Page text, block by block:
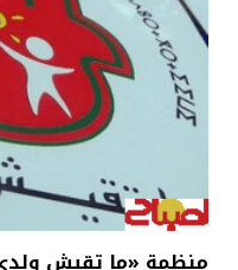
منظمة «ما تقيش